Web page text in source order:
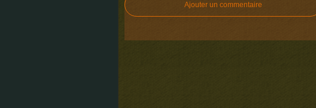
Ajouter un commentaire